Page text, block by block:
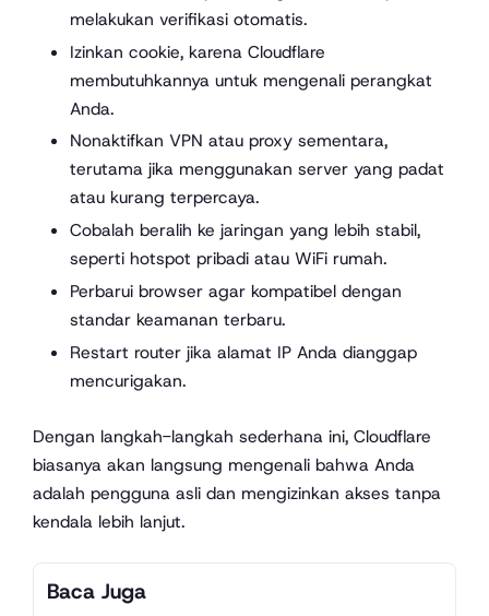
melakukan verifikasi otomatis.
Izinkan cookie, karena Cloudflare
membutuhkannya untuk mengenali perangkat
Anda.
Nonaktifkan VPN atau proxy sementara,
terutama jika menggunakan server yang padat
atau kurang terpercaya.
Cobalah beralih ke jaringan yang lebih stabil,
seperti hotspot pribadi atau WiFi rumah.
Perbarui browser agar kompatibel dengan
standar keamanan terbaru.
Restart router jika alamat IP Anda dianggap
mencurigakan.
Dengan langkah-langkah sederhana ini, Cloudflare
biasanya akan langsung mengenali bahwa Anda
adalah pengguna asli dan mengizinkan akses tanpa
kendala lebih lanjut.
Baca Juga